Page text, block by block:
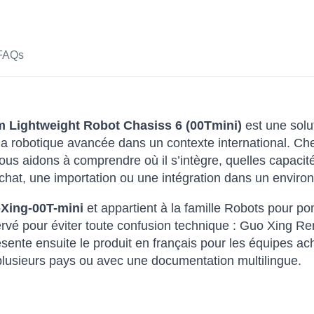
Lightweight Robot Chasiss 6 (00Tmini) est une
robotique avancée dans un contexte international.
aidons à comprendre où il s’intègre, quelles
une importation ou une intégration dans un
00T-mini et appartient à la famille Robots pour
pour éviter toute confusion technique : Guo Xing
ensuite le produit en français pour les équipes
pays ou avec une documentation multilingue.